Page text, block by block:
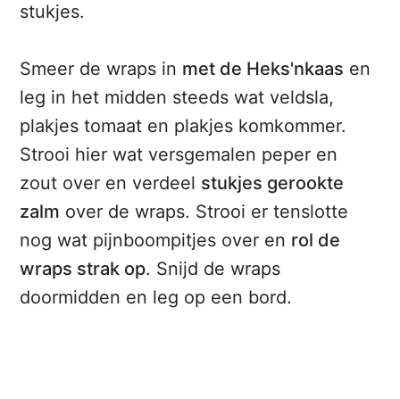
stukjes.
Smeer de wraps in met de Heks'nkaas en
leg in het midden steeds wat veldsla,
plakjes tomaat en plakjes komkommer.
Strooi hier wat versgemalen peper en
zout over en verdeel stukjes gerookte
zalm over de wraps. Strooi er tenslotte
nog wat pijnboompitjes over en rol de
wraps strak op. Snijd de wraps
doormidden en leg op een bord.